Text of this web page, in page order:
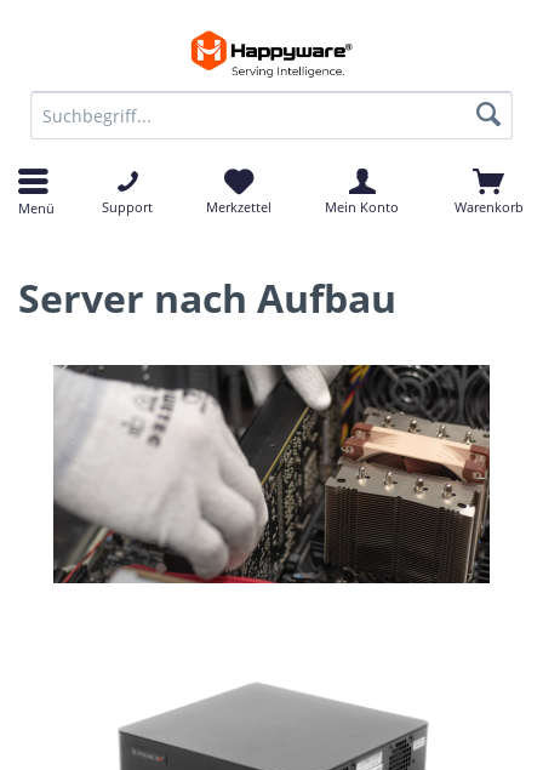
Menü Support Merkzettel Mein Konto Warenkorb
Server nach Aufbau